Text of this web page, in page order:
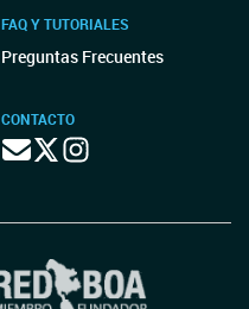
FAQ Y TUTORIALES
Preguntas Frecuentes
CONTACTO